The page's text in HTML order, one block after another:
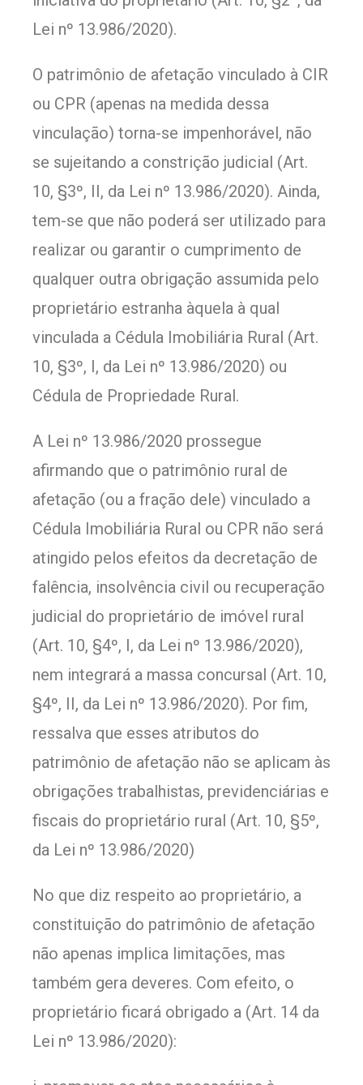
Lei nº 13.986/2020).
O patrimônio de afetação vinculado à CIR
ou CPR (apenas na medida dessa
vinculação) torna-se impenhorável, não
se sujeitando a constrição judicial (Art.
10, §3º, II, da Lei nº 13.986/2020). Ainda,
tem-se que não poderá ser utilizado para
realizar ou garantir o cumprimento de
qualquer outra obrigação assumida pelo
proprietário estranha àquela à qual
vinculada a Cédula Imobiliária Rural (Art.
10, §3º, I, da Lei nº 13.986/2020) ou
Cédula de Propriedade Rural.
A Lei nº 13.986/2020 prossegue
afirmando que o patrimônio rural de
afetação (ou a fração dele) vinculado a
Cédula Imobiliária Rural ou CPR não será
atingido pelos efeitos da decretação de
falência, insolvência civil ou recuperação
judicial do proprietário de imóvel rural
(Art. 10, §4º, I, da Lei nº 13.986/2020),
nem integrará a massa concursal (Art. 10,
§4º, II, da Lei nº 13.986/2020). Por fim,
ressalva que esses atributos do
patrimônio de afetação não se aplicam às
obrigações trabalhistas, previdenciárias e
fiscais do proprietário rural (Art. 10, §5º,
da Lei nº 13.986/2020)
No que diz respeito ao proprietário, a
constituição do patrimônio de afetação
não apenas implica limitações, mas
também gera deveres. Com efeito, o
proprietário ficará obrigado a (Art. 14 da
Lei nº 13.986/2020):